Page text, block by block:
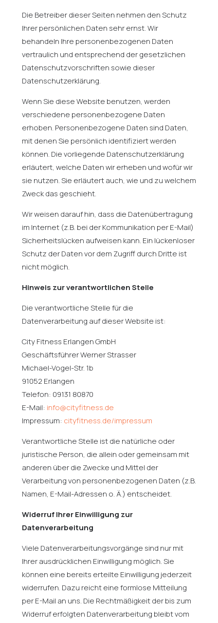
Die Betreiber dieser Seiten nehmen den Schutz
Ihrer persönlichen Daten sehr ernst. Wir
behandeln Ihre personenbezogenen Daten
vertraulich und entsprechend der gesetzlichen
Datenschutzvorschriften sowie dieser
Datenschutzerklärung.
Wenn Sie diese Website benutzen, werden
verschiedene personenbezogene Daten
erhoben. Personenbezogene Daten sind Daten,
mit denen Sie persönlich identifiziert werden
können. Die vorliegende Datenschutzerklärung
erläutert, welche Daten wir erheben und wofür wir
sie nutzen. Sie erläutert auch, wie und zu welchem
Zweck das geschieht.
Wir weisen darauf hin, dass die Datenübertragung
im Internet (z.B. bei der Kommunikation per E-Mail)
Sicherheitslücken aufweisen kann. Ein lückenloser
Schutz der Daten vor dem Zugriff durch Dritte ist
nicht möglich.
Hinweis zur verantwortlichen Stelle
Die verantwortliche Stelle für die
Datenverarbeitung auf dieser Website ist:
City Fitness Erlangen GmbH
Geschäftsführer Werner Strasser
Michael-Vogel-Str. 1b
91052 Erlangen
Telefon: 09131 80870
E-Mail: info@cityfitness.de
Impressum: cityfitness.de/impressum
Verantwortliche Stelle ist die natürliche oder
juristische Person, die allein oder gemeinsam mit
anderen über die Zwecke und Mittel der
Verarbeitung von personenbezogenen Daten (z.B.
Namen, E-Mail-Adressen o. Ä.) entscheidet.
Widerruf Ihrer Einwilligung zur
Datenverarbeitung
Viele Datenverarbeitungsvorgänge sind nur mit
Ihrer ausdrücklichen Einwilligung möglich. Sie
können eine bereits erteilte Einwilligung jederzeit
widerrufen. Dazu reicht eine formlose Mitteilung
per E-Mail an uns. Die Rechtmäßigkeit der bis zum
Widerruf erfolgten Datenverarbeitung bleibt vom